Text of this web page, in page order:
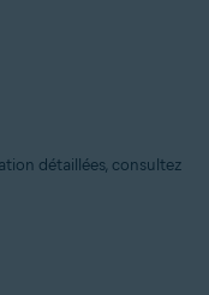
détaillées, consultez